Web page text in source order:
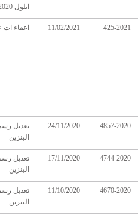
ايلول 2020
425-2021
11/02/2021 اعفاء
4857-2020
24/11/2020
تعديل
البنزين
4744-2020
17/11/2020
تعديل
البنزين
4670-2020
11/10/2020
تعديل
البنزين